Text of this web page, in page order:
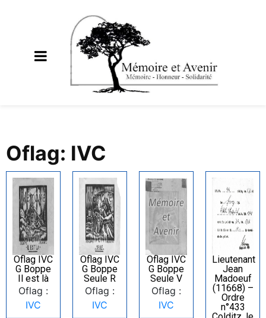
Oflag: IVC
Oflag IVC
G Boppe
Il est là
Oflag :
IVC
Oflag IVC
G Boppe
Seule R
Oflag :
IVC
Oflag IVC
G Boppe
Seule V
Oflag :
IVC
Lieutenant
Jean
Madoeuf
(11668) –
Ordre
n°433